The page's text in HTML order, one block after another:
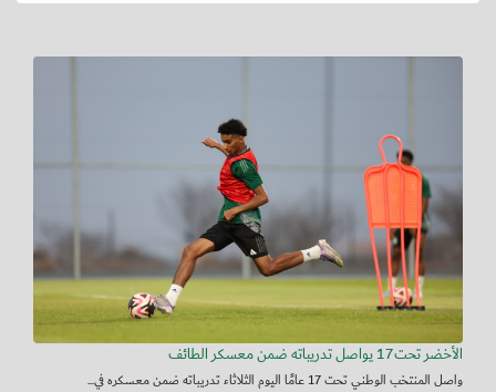
الأخضر تحت17 يواصل تدريباته ضمن معسكر الطائف
واصل المنتخب الوطني تحت 17 عامًا اليوم الثلاثاء تدريباته ضمن معسكره في...